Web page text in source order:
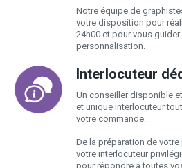
Notre équipe de
votre disposition pour
24h00 et pour vous
personnalisation.
Interlocuteur
Un conseiller disponible
et unique interlocuteur
votre commande.
De la préparation de votre
votre interlocuteur
pour répondre à toutes